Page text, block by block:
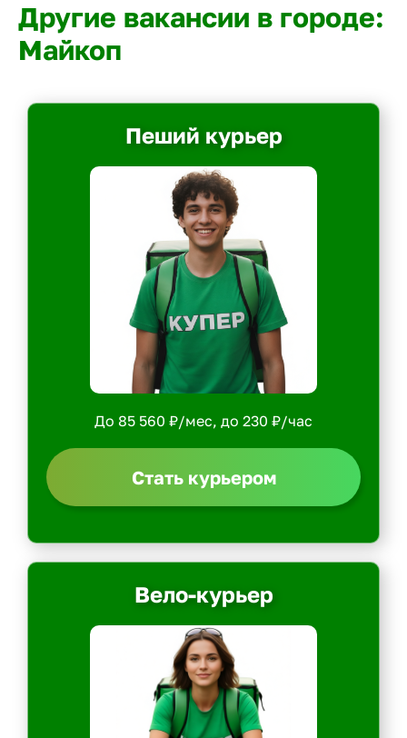
Другие вакансии в городе:
Майкоп
Пеший курьер
До 85 560 ₽/мес, до 230 ₽/час
Стать курьером
Вело-курьер